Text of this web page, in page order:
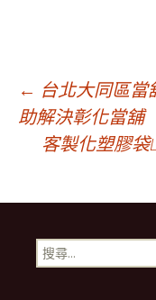
文
導
航
← 台北大同區
助解決彰化當舖
客製化塑膠袋
搜
尋